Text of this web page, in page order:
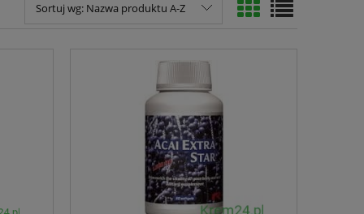
Sortuj wg: Nazwa produktu A-Z